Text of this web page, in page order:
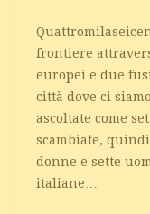
frontiere
europei e due
città dove ci
ascoltate come
scambiate,
donne e sette
italiane…